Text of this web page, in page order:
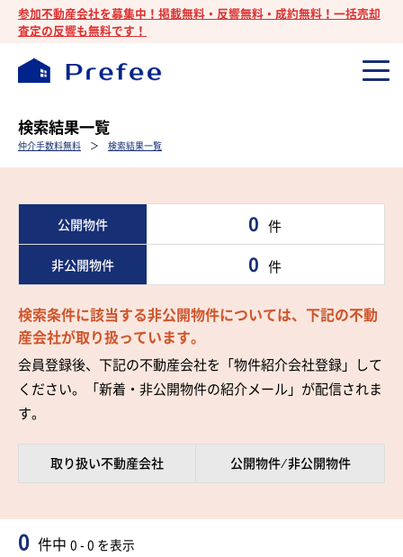
参加不動産会社を募集中！掲載無料・反響無料・成約無料！一括売却
査定の反響も無料です！
検索結果一覧
仲介手数料無料 ＞ 検索結果一覧
公開物件 0 件
非公開物件 0 件
検索条件に該当する非公開物件については、下記の不動
産会社が取り扱っています。
会員登録後、下記の不動産会社を「物件紹介会社登録」して
ください。「新着・非公開物件の紹介メール」が配信されま
す。
取り扱い不動産会社 公開物件 ⁄ 非公開物件
0 件中 0 - 0 を表示